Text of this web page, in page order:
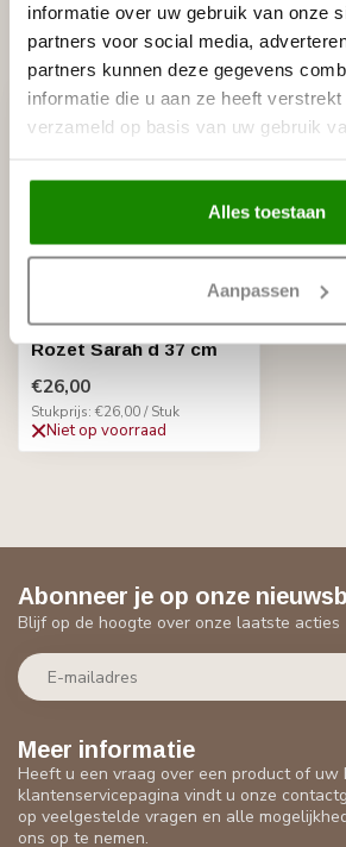
informatie over uw gebruik van onze
partners voor social media,
partners kunnen deze gegevens
informatie die u aan ze heeft
verzameld op basis van uw gebruik
Alles toestaan
Aanpassen
Recent bekeken
Rozet Sarah d 37 cm
€26,00
Stukprijs: €26,00 / Stuk
Niet op voorraad
Meer informatie
Heeft u een vraag over een product of uw
klantenservicepagina vindt u onze
op veelgestelde vragen en alle
ons op te nemen.
Abonneer je op onze
Blijf op de hoogte over onze laatste acties